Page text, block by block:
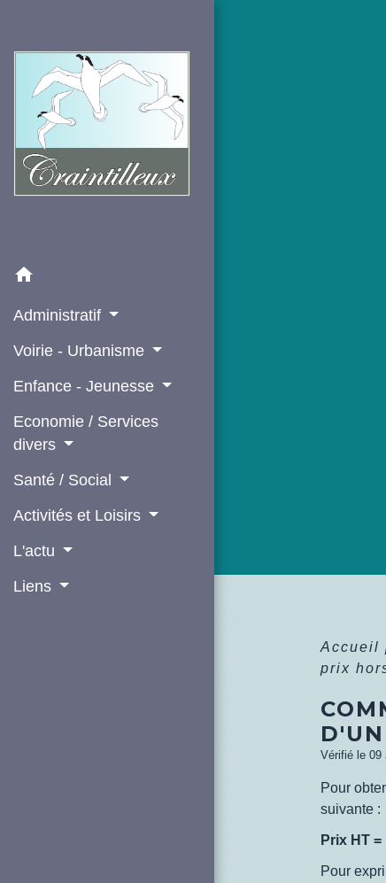
home
Administratif
Voirie - Urbanisme
Enfance - Jeunesse
Economie / Services
divers
Santé / Social
Activités et Loisirs
L'actu
Liens
Accueil
prix
Vérifié le 09
Pour
suivante :
Prix HT
Pour